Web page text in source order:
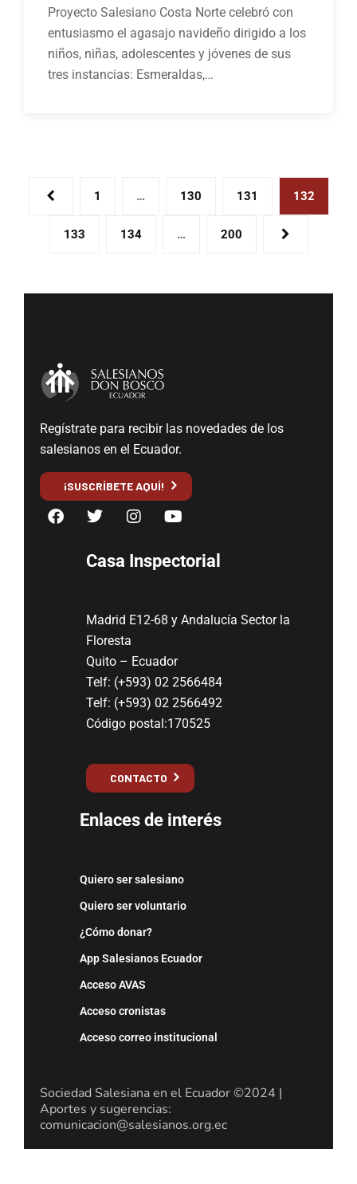
Proyecto Salesiano Costa Norte celebró con
entusiasmo el agasajo navideño dirigido a los
niños, niñas, adolescentes y jóvenes de sus
tres instancias: Esmeraldas,…
1 … 130 131 132
133 134 … 200
Regístrate para recibir las novedades de los
salesianos en el Ecuador.
¡SUSCRÍBETE AQUÍ!
Casa Inspectorial
Madrid E12-68 y Andalucía Sector la
Floresta
Quito – Ecuador
Telf: (+593) 02 2566484
Telf: (+593) 02 2566492
Código postal:170525
CONTACTO
Enlaces de interés
Quiero ser salesiano
Quiero ser voluntario
¿Cómo donar?
App Salesianos Ecuador
Acceso AVAS
Acceso cronistas
Acceso correo institucional
Sociedad Salesiana en el Ecuador ©2024 |
Aportes y sugerencias:
comunicacion@salesianos.org.ec